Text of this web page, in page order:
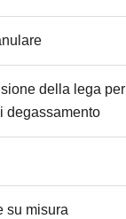
della lega per
degassamento
su misura